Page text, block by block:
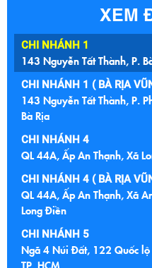
XEM
CHI NHÁNH 1
143 Nguyễn Tất Thành, P.
CHI NHÁNH 1 ( BÀ RỊA
143 Nguyễn Tất Thành, P.
Bà Rịa
CHI NHÁNH 4
QL 44A, Ấp An Thạnh, Xã
CHI NHÁNH 4 ( BÀ RỊA
QL 44A, Ấp An Thạnh, Xã
Long Điền
CHI NHÁNH 5
Ngã 4 Núi Đất, 122 Quốc lộ
TP. HCM